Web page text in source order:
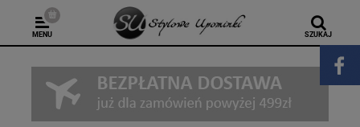
MENU SZUKAJ